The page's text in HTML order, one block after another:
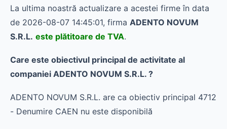
La ultima noastră actualizare a acestei firme în data
de 2026-08-07 14:45:01, firma ADENTO NOVUM
S.R.L. este plătitoare de TVA.
Care este obiectivul principal de activitate al
companiei ADENTO NOVUM S.R.L. ?
ADENTO NOVUM S.R.L. are ca obiectiv principal 4712
- Denumire CAEN nu este disponibilă